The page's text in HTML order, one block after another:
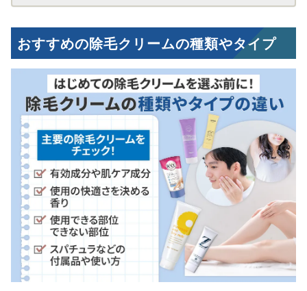
おすすめの除毛クリームの種類やタイプ